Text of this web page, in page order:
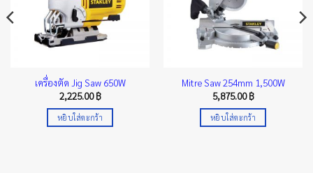
เครื่องตัด Jig Saw 650W
2,225.00฿
หยิบใส่ตะกร้า
Mitre Saw 254mm 1,500W
5,875.00฿
หยิบใส่ตะกร้า